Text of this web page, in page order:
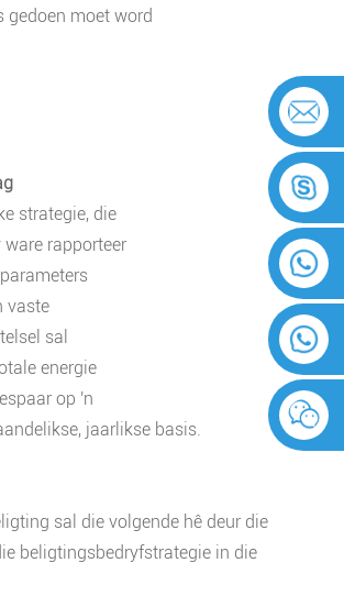
gedoen moet word
strategie, die
rapporteer
vaste
sal
energie
op 'n
jaarlikse basis.
sal die volgende hê deur die
beligtingsbedryfstrategie in die